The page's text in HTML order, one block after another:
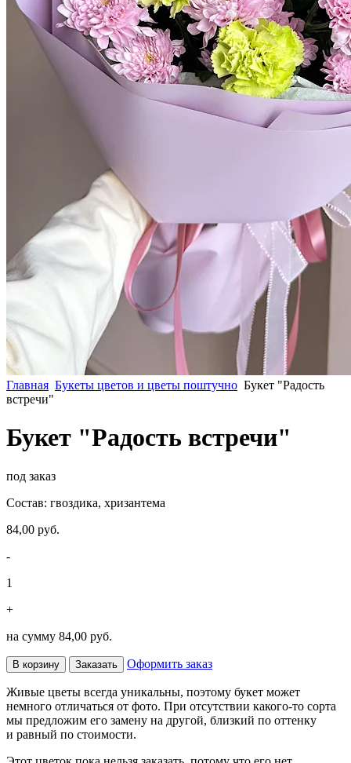
Главная Букеты цветов и цветы поштучно Букет "Радость
встречи"
Букет "Радость встречи"
под заказ
Состав: гвоздика, хризантема
84,00 руб.
-
1
+
на сумму 84,00 руб.
В корзину Заказать Оформить заказ
Живые цветы всегда уникальны, поэтому букет может
немного отличаться от фото. При отсутствии какого-то сорта
мы предложим его замену на другой, близкий по оттенку
и равный по стоимости.